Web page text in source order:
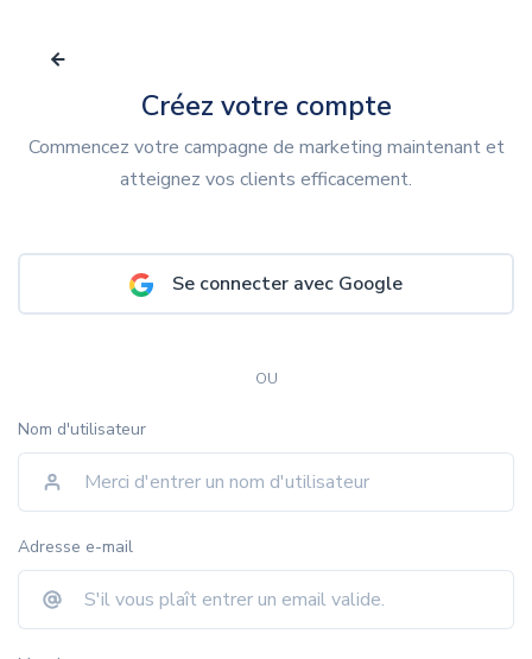
Créez votre compte
Commencez votre campagne de marketing maintenant et
atteignez vos clients efficacement.
Se connecter avec Google
OU
Nom d'utilisateur
Adresse e-mail